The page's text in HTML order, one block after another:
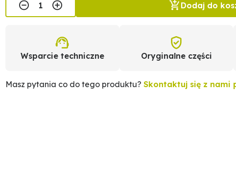
Dodaj do
Wsparcie techniczne Oryginalne części
Masz pytania co do tego produktu?Skontaktuj się z nami